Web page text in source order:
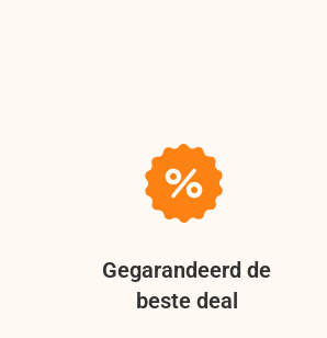
Gegarandeerd de
beste deal